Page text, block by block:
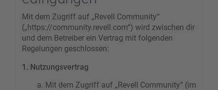
Mit dem Zugriff auf „Revell Community“
(„https://community.revell.com“) wird zwischen dir
und dem Betreiber ein Vertrag mit folgenden
Regelungen geschlossen:
1. Nutzungsvertrag
Mit dem Zugriff auf „Revell Community“ (im